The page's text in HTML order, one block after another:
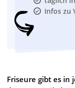
Infos zu
Friseure gibt es in